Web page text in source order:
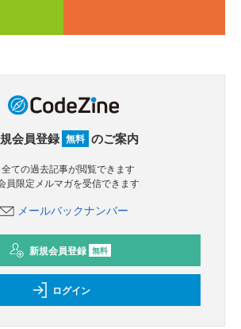
会員登録 無料 のご案内
全ての過去記事が閲覧できます
員限定メルマガを受信できます
メールバックナンバー
新規会員登録 無料
ログイン